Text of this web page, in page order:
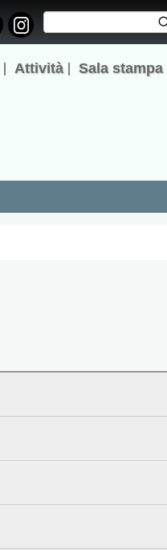
Form di
ricerca
Attività Sala stampa